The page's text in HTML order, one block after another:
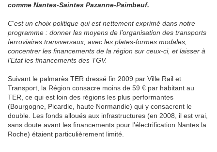
comme Nantes-Saintes Pazanne-Paimbeuf.
C’est un choix politique qui est nettement exprimé dans notre
programme : donner les moyens de l’organisation des transports
ferroviaires transversaux, avec les plates-formes modales,
concentrer les financements de la région sur ceux-ci, et laisser à
l’Etat les financements des TGV.
Suivant le palmarès TER dressé fin 2009 par Ville Rail et
Transport, la Région consacre moins de 59 € par habitant au
TER, ce qui est loin des régions les plus performantes
(Bourgogne, Picardie, haute Normandie) qui y consacrent le
double. Les fonds alloués aux infrastructures (en 2008, il est vrai,
sans doute avant les financements pour l’électrification Nantes la
Roche) étaient particulièrement limité.